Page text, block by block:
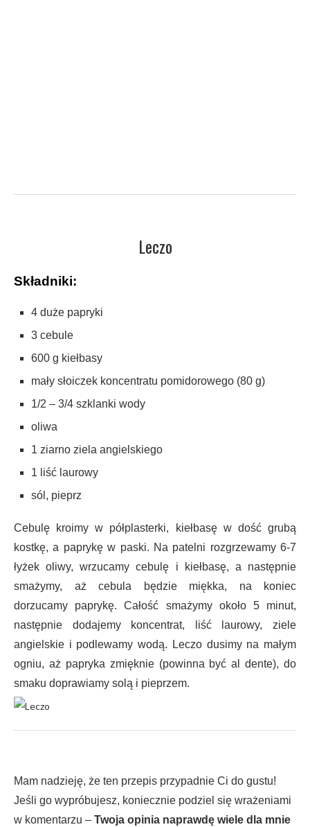
Leczo
Składniki:
4 duże papryki
3 cebule
600 g kiełbasy
mały słoiczek koncentratu pomidorowego (80 g)
1/2 – 3/4 szklanki wody
oliwa
1 ziarno ziela angielskiego
1 liść laurowy
sól, pieprz
Cebulę kroimy w półplasterki, kiełbasę w dość grubą
kostkę, a paprykę w paski. Na patelni rozgrzewamy 6-7
łyżek oliwy, wrzucamy cebulę i kiełbasę, a następnie
smażymy, aż cebula będzie miękka, na koniec
dorzucamy paprykę. Całość smażymy około 5 minut,
następnie dodajemy koncentrat, liść laurowy, ziele
angielskie i podlewamy wodą. Leczo dusimy na małym
ogniu, aż papryka zmięknie (powinna być al dente), do
smaku doprawiamy solą i pieprzem.
Mam nadzieję, że ten przepis przypadnie Ci do gustu!
Jeśli go wypróbujesz, koniecznie podziel się wrażeniami
w komentarzu – Twoja opinia naprawdę wiele dla mnie